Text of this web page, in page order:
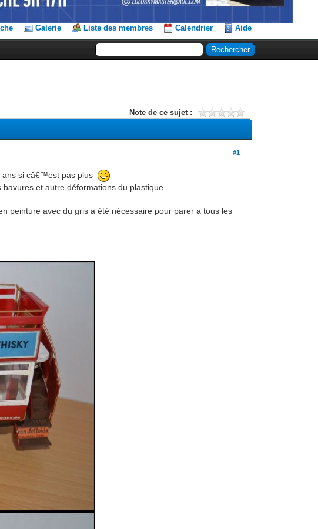
Galerie Liste des membres Calendrier Aide
Note de ce sujet :
#1
ans si câ€™est pas plus
et autre déformations du plastique
peinture avec du gris a été nécessaire pour parer a tous les